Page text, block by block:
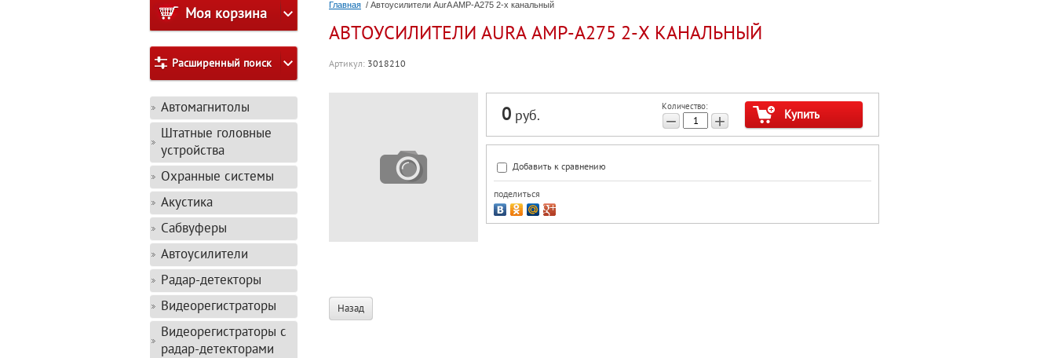
Главная / Автоусилители AurA AMP-A275 2-х канальный
АВТОУСИЛИТЕЛИ AURA AMP-A275 2-Х КАНАЛЬНЫЙ
Артикул: 3018210
0 руб. Количество:
− + Купить
Добавить к сравнению
поделиться
Назад
Моя корзина
Расширенный поиск
Автомагнитолы
Штатные головные
устройства
Охранные системы
Акустика
Сабвуферы
Автоусилители
Радар-детекторы
Видеорегистраторы
Видеорегистраторы с
радар-детекторами